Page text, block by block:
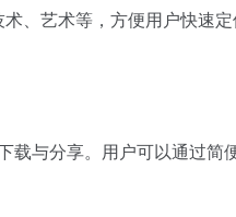
、艺术等，方便用户快速
与分享。用户可以通过简